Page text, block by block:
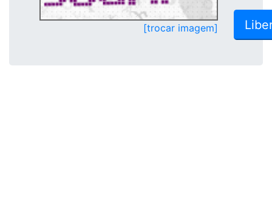
[trocar imagem]